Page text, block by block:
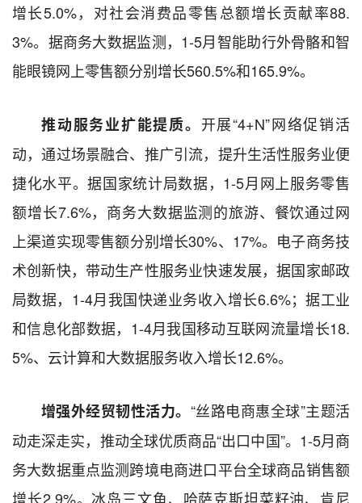
增长5.0%，对社会消费品零售总额增长贡献率88.
3%。据商务大数据监测，1-5月智能助行外骨骼和智
能眼镜网上零售额分别增长560.5%和165.9%。
推动服务业扩能提质。 开展“4+N”网络促销活
动，通过场景融合、推广引流，提升生活性服务业便
捷化水平。据国家统计局数据，1-5月网上服务零售
额增长7.6%，商务大数据监测的旅游、餐饮通过网
上渠道实现零售额分别增长30%、17%。电子商务技
术创新快，带动生产性服务业快速发展，据国家邮政
局数据，1-4月我国快递业务收入增长6.6%；据工业
和信息化部数据，1-4月我国移动互联网流量增长18.
5%、云计算和大数据服务收入增长12.6%。
增强外经贸韧性活力。 “丝路电商惠全球”主题活
动走深走实，推动全球优质商品“出口中国”。1-5月商
务大数据重点监测跨境电商进口平台全球商品销售额
增长2.9%。冰岛三文鱼、哈萨克斯坦菜籽油、肯尼